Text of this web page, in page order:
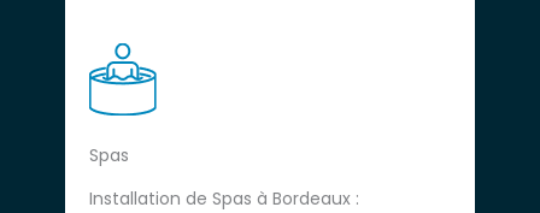
Spas
Installation de Spas à Bordeaux :